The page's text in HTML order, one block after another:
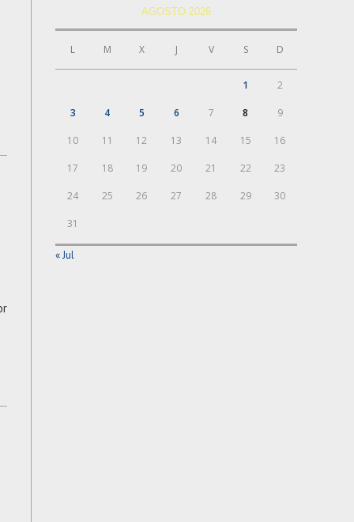
AGOSTO 2026
L M X J V S D
1 2
3 4 5 6 7 8 9
10 11 12 13 14 15 16
17 18 19 20 21 22 23
24 25 26 27 28 29 30
31
« Jul